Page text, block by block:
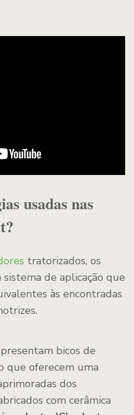
usadas nas
tratorizados, os
de aplicação que
às encontradas
bicos de
que oferecem uma
dos
com cerâmica